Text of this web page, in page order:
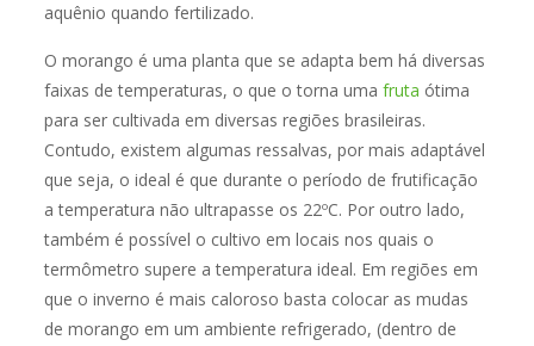
aquênio quando fertilizado.
O morango é uma planta que se adapta bem há diversas
faixas de temperaturas, o que o torna uma fruta ótima
para ser cultivada em diversas regiões brasileiras.
Contudo, existem algumas ressalvas, por mais adaptável
que seja, o ideal é que durante o período de frutificação
a temperatura não ultrapasse os 22ºC. Por outro lado,
também é possível o cultivo em locais nos quais o
termômetro supere a temperatura ideal. Em regiões em
que o inverno é mais caloroso basta colocar as mudas
de morango em um ambiente refrigerado, (dentro de